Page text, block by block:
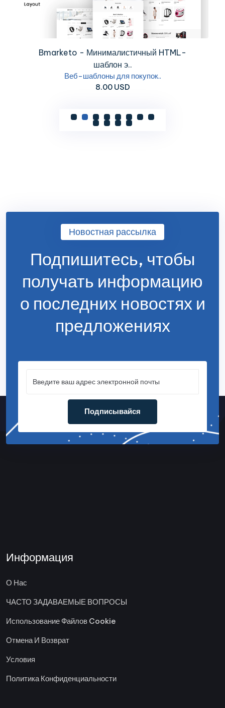
Bmarketo - Минималистичный HTML-
шаблон э..
Веб-шаблоны для покупок..
8.00 USD
Новостная рассылка
Подпишитесь, чтобы
получать информацию
о последних новостях и
предложениях
Подписывайся
Информация
О Нас
ЧАСТО ЗАДАВАЕМЫЕ ВОПРОСЫ
Использование Файлов Cookie
Отмена И Возврат
Условия
Политика Конфиденциальности